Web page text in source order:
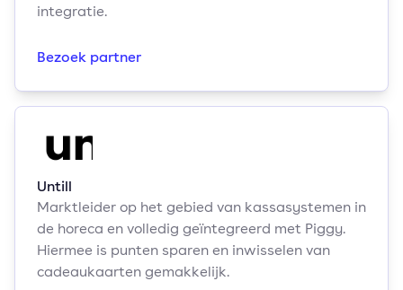
integratie.
Bezoek partner
Untill
Marktleider op het gebied van kassasystemen in
de horeca en volledig geïntegreerd met Piggy.
Hiermee is punten sparen en inwisselen van
cadeaukaarten gemakkelijk.